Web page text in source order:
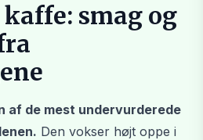
smag og
af de mest undervurderede
Den vokser højt oppe i